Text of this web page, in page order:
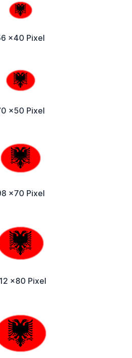
x40 Pixel
x50 Pixel
x70 Pixel
x80 Pixel